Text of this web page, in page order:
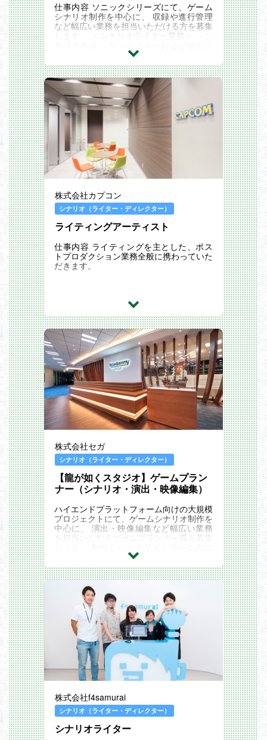
仕事内容 ソニックシリーズにて、ゲーム
シナリオ制作を中心に、 収録や進行管理
など幅広い業務を担当いただける方を募集
します。 ＜シナリオライター業務＞ ・シ
ションリーダーとの連携 ・ゲームレビュ
ー等をもとに...
株式会社カプコン
シナリオ（ライター・ディレクター）
ライティングアーティスト
仕事内容 ライティングを主とした、ポス
トプロダクション業務全般に携わっていた
だきます。
株式会社セガ
シナリオ（ライター・ディレクター）
【龍が如くスタジオ】ゲームプラン
ナー（シナリオ・演出・映像編集）
ハイエンドプラットフォーム向けの大規模
プロジェクトにて、ゲームシナリオ制作を
中心に、 演出・映像編集など幅広い業務
を担当いただくゲームプランナー職を募集
シーンとして入れ込み、 完成させるまで
に必要な様々...
株式会社f4samurai
シナリオ（ライター・ディレクター）
シナリオライター